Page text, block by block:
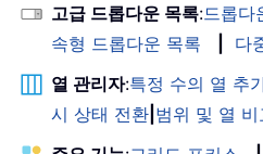
고급 드롭다운 목록:드롭다
속형 드롭다운 목록
다
열 관리자:특정 수의 열 추
시 상태 전환 범위 및 열 비